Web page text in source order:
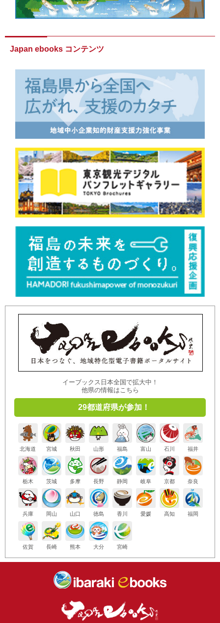
Japan ebooks コンテンツ
イーブックス日本全国で拡大中！
他県の情報はこちら
29都道府県が参加！
北海道 宮城 秋田 山形 福島 富山 石川 福井
栃木 茨城 多摩 長野 静岡 岐阜 京都 奈良
兵庫 岡山 山口 徳島 香川 愛媛 高知 福岡
佐賀 長崎 熊本 大分 宮崎